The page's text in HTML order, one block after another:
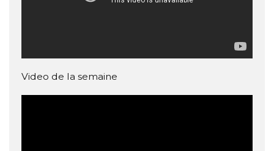
Video de la semaine